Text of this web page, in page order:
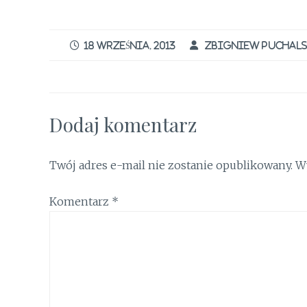
b
k
te re l
t
s
18 WRZEŚNIA, 2013 ZBIGNIEW
Dodaj komentarz
Twój adres e-mail nie zostanie opublikowany.
Komentarz *